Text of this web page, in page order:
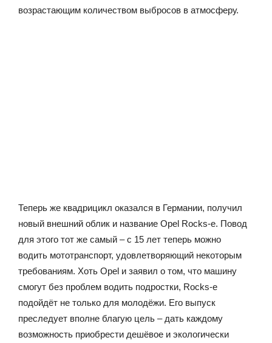
возрастающим количеством выбросов в атмосферу.
Теперь же квадрицикл оказался в Германии, получил
новый внешний облик и название Opel Rocks-e. Повод
для этого тот же самый – с 15 лет теперь можно
водить мототранспорт, удовлетворяющий некоторым
требованиям. Хоть Opel и заявил о том, что машину
смогут без проблем водить подростки, Rocks-e
подойдёт не только для молодёжи. Его выпуск
преследует вполне благую цель – дать каждому
возможность приобрести дешёвое и экологически